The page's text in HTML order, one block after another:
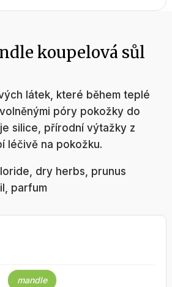
koupelová sůl
látek, které během teplé
póry pokožky do
silice, přírodní výtažky z
léčivě na pokožku.
dry herbs, prunus
parfum
mandle